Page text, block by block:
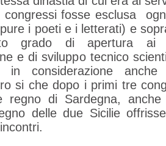
fosse esclusa
i poeti e i letterati) e
grado di apertura ai
e di sviluppo tecnico
in considerazione anche
si che dopo i primi tre
regno di Sardegna, anche
delle due Sicilie